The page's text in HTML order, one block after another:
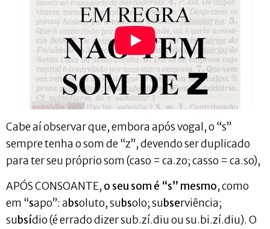
Cabe aí observar que, embora após vogal, o “s”
sempre tenha o som de “z”, devendo ser duplicado
para ter seu próprio som (caso = ca.zo; casso = ca.so),
APÓS CONSOANTE, o seu som é “s” mesmo, como
em “sapo”: absoluto, subsolo; subserviência;
subsídio (é errado dizer sub.zí.diu ou su.bi.zí.diu). O